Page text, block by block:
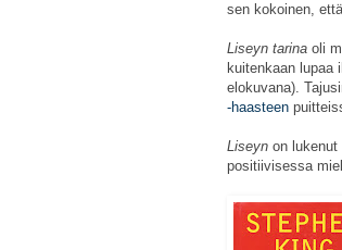
sen kokoinen,
Liseyn tarina oli
kuitenkaan lupaa
elokuvana).
-haasteen
Liseyn on lukenut
positiivisessa